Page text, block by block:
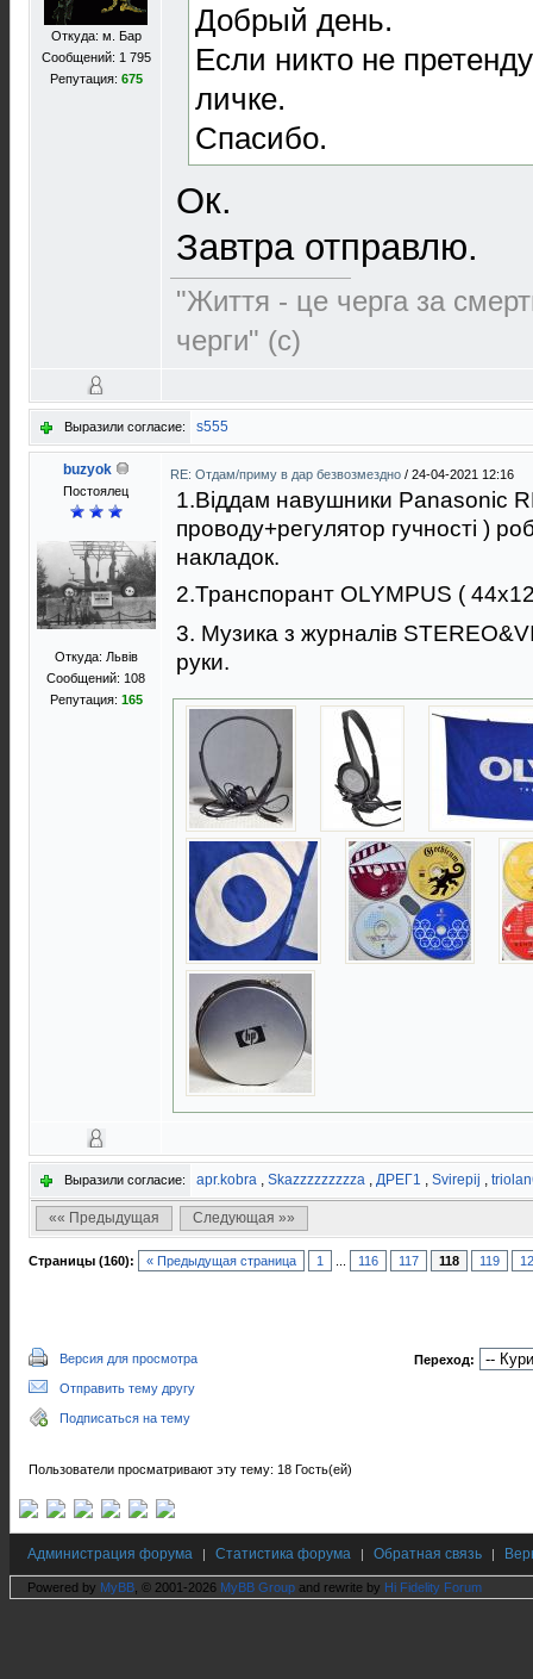
Откуда: м. Бар
Сообщений: 1 795
Репутация: 675
Добрый день.
Если никто не
личке.
Спасибо.
Ок.
Завтра отправлю.
"Життя - це черга за
черги" (с)
Выразили согласие: s555
buzyok
Постоялец
Откуда: Львів
Сообщений: 108
Репутация: 165
RE: Отдам/приму в дар безвозмездно / 24-04-2021 12:16
1.Віддам навушники Panasonic
проводу+регулятор гучності )
накладок.
2.Транспорант OLYMPUS (
3. Музика з журналів
руки.
Выразили согласие: apr.kobra , Skazzzzzzzzza , ДРЕГ1 , Svirepij ,
«« Предыдущая Следующая »»
Страницы (160): « Предыдущая страница 1 116 117 118 119
Версия для просмотра
Отправить тему другу
Подписаться на тему
Переход:
Пользователи просматривают эту тему: 18 Гость(ей)
Администрация форума | Статистика форума | Обратная связь |
Powered by MyBB , © 2001-2026 MyBB Group and rewrite by Hi Fidelity Forum